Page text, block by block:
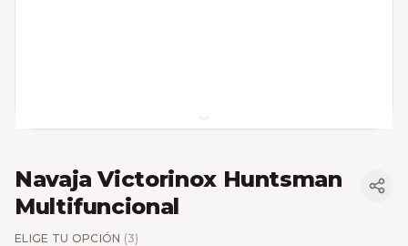
Navaja Victorinox Huntsman
Multifuncional
ELIGE TU OPCIÓN (3)